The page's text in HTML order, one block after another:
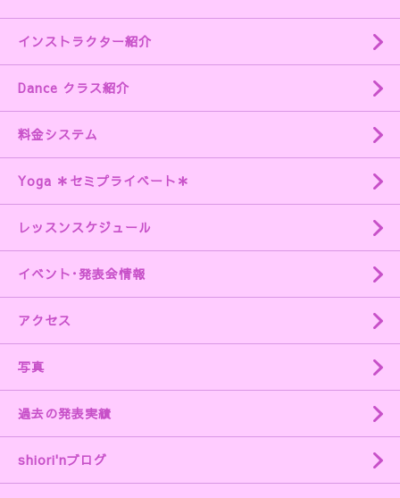
インストラクター紹介
Dance クラス紹介
料金システム
Yoga ＊セミプライベート＊
レッスンスケジュール
イベント･発表会情報
アクセス
写真
過去の発表実績
shiori'nブログ